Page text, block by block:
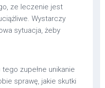
ze leczenie jest
Wystarczy
sytuacja, żeby
zupełne unikanie
sprawę, jakie skutki